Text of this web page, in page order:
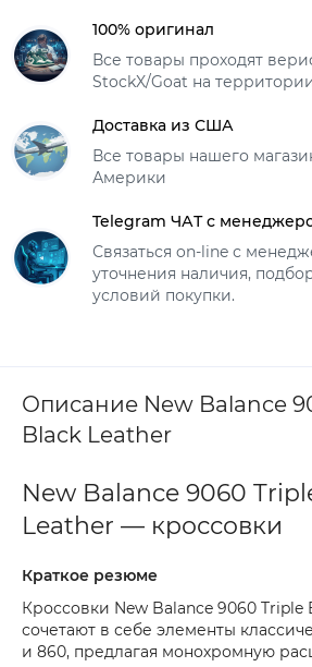
100% оригинал
Все товары проходят
StockX/Goat на
Доставка из США
Все товары нашего
Америки
Telegram ЧАТ с
Связаться on-line с
уточнения наличия,
условий покупки.
Описание New Balance
Black Leather
New Balance 9060
Leather — кроссовки
Краткое резюме
Кроссовки New Balance 9060 Triple
сочетают в себе элементы
и 860, предлагая монохромную